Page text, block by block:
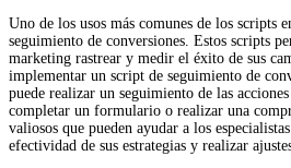
Uno de los usos más comunes de los scripts
seguimiento de conversiones. Estos scripts
marketing rastrear y medir el éxito de sus
implementar un script de seguimiento de
puede realizar un seguimiento de las
completar un formulario o realizar una
valiosos que pueden ayudar a los
efectividad de sus estrategias y realizar